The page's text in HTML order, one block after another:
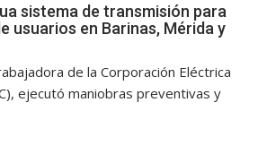
sistema de transmisión para
usuarios en Barinas, Mérida y
de la Corporación Eléctrica
ejecutó maniobras preventivas y